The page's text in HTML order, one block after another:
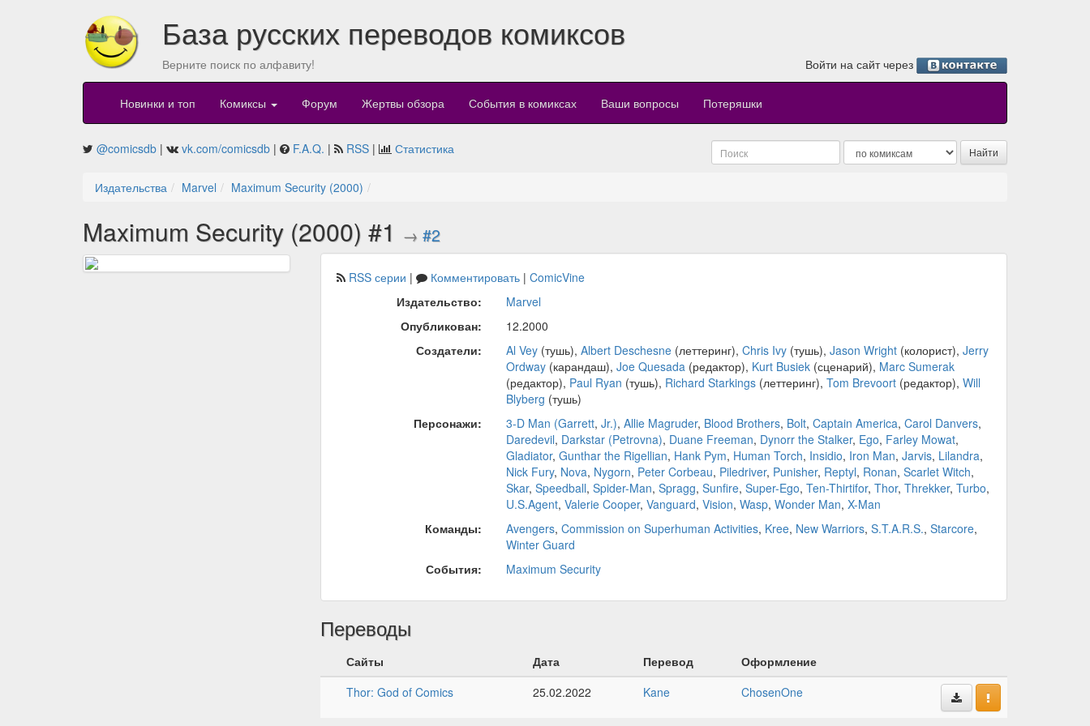
База русских переводов комиксов
Верните поиск по алфавиту! Войти на сайт через
Новинки и топ Комиксы Форум Жертвы обзора События в комиксах Ваши вопросы Потеряшки
@comicsdb | vk.com/comicsdb | F.A.Q. | RSS | Статистика
Издательства Marvel Maximum Security (2000)
Maximum Security (2000) #1 → #2
RSS серии | Комментировать| ComicVine
Издательство:
Marvel
Опубликован:
12.2000
Создатели:
Al Vey(тушь), Albert Deschesne(леттеринг), Chris Ivy(тушь), Jason Wright(колорист), Jerry
Ordway(карандаш), Joe Quesada(редактор), Kurt Busiek(сценарий), Marc Sumerak
(редактор), Paul Ryan (тушь), Richard Starkings(леттеринг), Tom Brevoort(редактор), Will
Blyberg (тушь)
Персонажи:
3-D Man (Garrett, Jr.), Allie Magruder, Blood Brothers, Bolt, Captain America, Carol Danvers,
Daredevil, Darkstar (Petrovna), Duane Freeman, Dynorr the Stalker, Ego, Farley Mowat,
Gladiator, Gunthar the Rigellian, Hank Pym, Human Torch, Insidio, Iron Man, Jarvis, Lilandra,
Nick Fury, Nova, Nygorn, Peter Corbeau, Piledriver, Punisher, Reptyl, Ronan, Scarlet Witch,
Skar, Speedball, Spider-Man, Spragg, Sunfire, Super-Ego, Ten-Thirtifor, Thor, Threkker, Turbo,
U.S.Agent, Valerie Cooper, Vanguard, Vision, Wasp, Wonder Man, X-Man
Команды:
Avengers, Commission on Superhuman Activities, Kree, New Warriors, S.T.A.R.S., Starcore,
Winter Guard
События:
Maximum Security
Переводы
Сайты Дата Перевод
Оформление
Thor: God of Comics
25.02.2022 Kane ChosenOne